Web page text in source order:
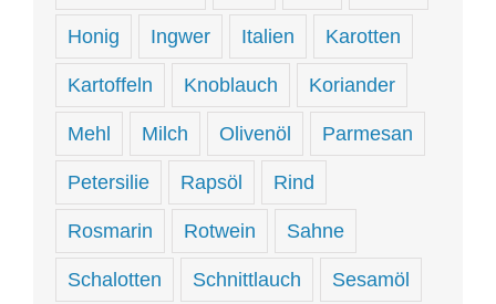
Honig Ingwer Italien Karotten
Kartoffeln Knoblauch Koriander
Mehl Milch Olivenöl Parmesan
Petersilie Rapsöl Rind
Rosmarin Rotwein Sahne
Schalotten Schnittlauch Sesamöl